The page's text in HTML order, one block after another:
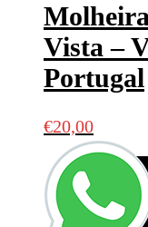
Vista –
Portugal
€20,00